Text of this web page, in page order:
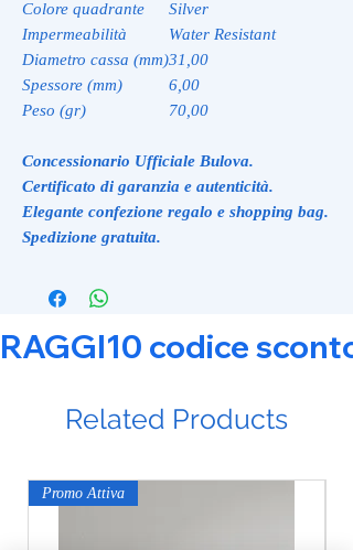
Colore quadrante
Silver
Impermeabilità
Water Resistant
Diametro cassa (mm)31,00
Spessore (mm)
6,00
Peso (gr)
70,00
Concessionario Ufficiale Bulova.
Certificato di garanzia e autenticità.
Elegante confezione regalo e shopping bag.
Spedizione gratuita.
RAGGI10 codice
Related Products
Promo Attiva